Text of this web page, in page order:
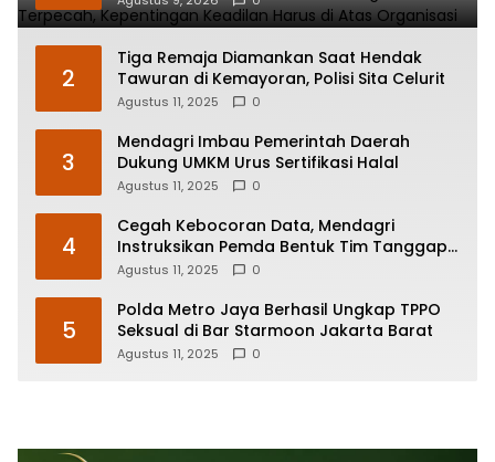
2
Tiga Remaja Diamankan Saat Hendak
Tawuran di Kemayoran, Polisi Sita Celurit
Agustus 11, 2025 0
3
Mendagri Imbau Pemerintah Daerah
Dukung UMKM Urus Sertifikasi Halal
Agustus 11, 2025 0
4
Cegah Kebocoran Data, Mendagri
Instruksikan Pemda Bentuk Tim Tanggap
Insiden Siber
Agustus 11, 2025 0
5
Polda Metro Jaya Berhasil Ungkap TPPO
Seksual di Bar Starmoon Jakarta Barat
Agustus 11, 2025 0